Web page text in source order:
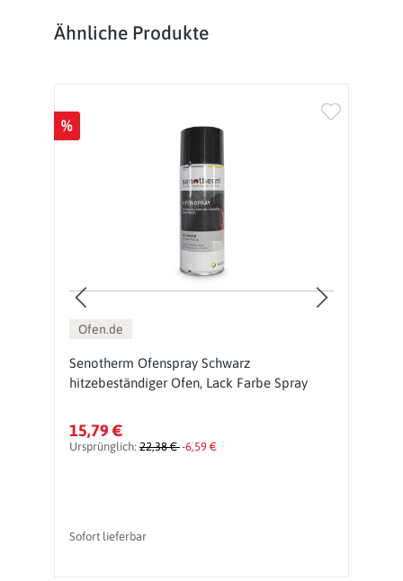
Produktgalerie überspringen
Ähnliche Produkte
%
Ofen.de
Senotherm Ofenspray Schwarz
hitzebeständiger Ofen, Lack Farbe Spray
15,79 €
Ursprünglich: 22,38 €-6,59 €
Sofort lieferbar